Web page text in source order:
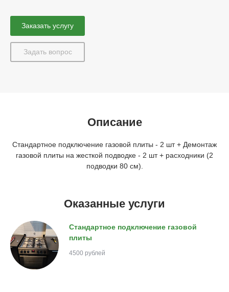
Заказать услугу
Задать вопрос
Описание
Стандартное подключение газовой плиты - 2 шт + Демонтаж
газовой плиты на жесткой подводке - 2 шт + расходники (2
подводки 80 см).
Оказанные услуги
Стандартное подключение газовой
плиты
4500 рублей